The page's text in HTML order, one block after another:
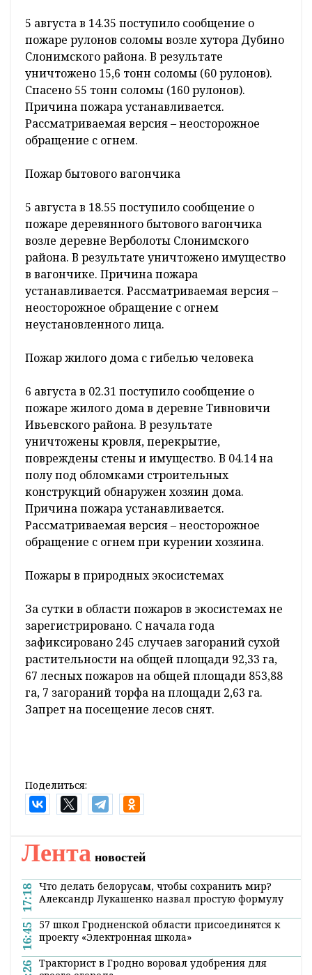
5 августа в 14.35 поступило сообщение о
пожаре рулонов соломы возле хутора Дубино
Слонимского района. В результате
уничтожено 15,6 тонн соломы (60 рулонов).
Спасено 55 тонн соломы (160 рулонов).
Причина пожара устанавливается.
Рассматриваемая версия – неосторожное
обращение с огнем.
Пожар бытового вагончика
5 августа в 18.55 поступило сообщение о
пожаре деревянного бытового вагончика
возле деревне Верболоты Слонимского
района. В результате уничтожено имущество
в вагончике. Причина пожара
устанавливается. Рассматриваемая версия –
неосторожное обращение с огнем
неустановленного лица.
Пожар жилого дома с гибелью человека
6 августа в 02.31 поступило сообщение о
пожаре жилого дома в деревне Тивновичи
Ивьевского района. В результате
уничтожены кровля, перекрытие,
повреждены стены и имущество. В 04.14 на
полу под обломками строительных
конструкций обнаружен хозяин дома.
Причина пожара устанавливается.
Рассматриваемая версия – неосторожное
обращение с огнем при курении хозяина.
Пожары в природных экосистемах
За сутки в области пожаров в экосистемах не
зарегистрировано. С начала года
зафиксировано 245 случаев загораний сухой
растительности на общей площади 92,33 га,
67 лесных пожаров на общей площади 853,88
га, 7 загораний торфа на площади 2,63 га.
Запрет на посещение лесов снят.
Поделиться:
Лента новостей
17:18 Что делать белорусам, чтобы сохранить мир?
Александр Лукашенко назвал простую формулу
16:45
57 школ Гродненской области присоединятся к
проекту «Электронная школа»
Тракторист в Гродно воровал удобрения для